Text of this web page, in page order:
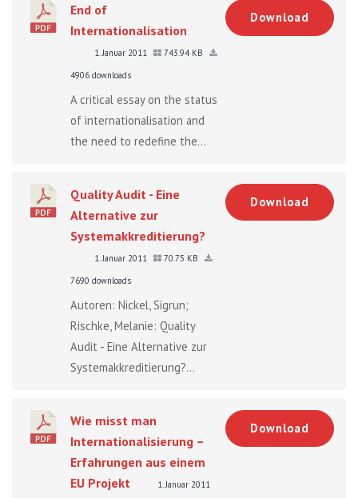
End of
Internationalisation
1. Januar 2011
743.94 KB
4906 downloads
A critical essay on the status
of internationalisation and
the need to redefine the...
Download
Quality Audit - Eine
Alternative zur
Systemakkreditierung?
1. Januar 2011
70.75 KB
7690 downloads
Autoren: Nickel, Sigrun;
Rischke, Melanie: Quality
Audit - Eine Alternative zur
Systemakkreditierung?...
Download
Wie misst man
Internationalisierung –
Erfahrungen aus einem
EU Projekt
1. Januar 2011
Download